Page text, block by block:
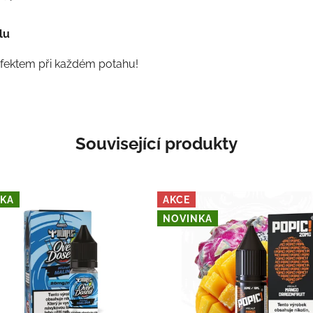
při každém potahu!
Související produkty
AKCE
NOVINKA